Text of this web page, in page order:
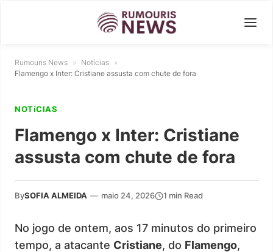
Rumouris News » Notícias »
Flamengo x Inter: Cristiane assusta com chute de fora
NOTíCIAS
Flamengo x Inter: Cristiane
assusta com chute de fora
BySOFIA ALMEIDA — maio 24, 2026 1 min Read
No jogo de ontem, aos 17 minutos do primeiro
tempo, a atacante Cristiane, do Flamengo,